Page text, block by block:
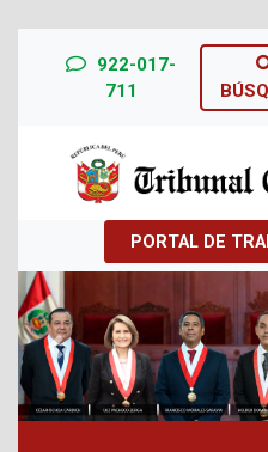
922-017-
711
PORTAL DE
Previous